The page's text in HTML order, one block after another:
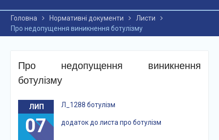
Головна Нормативні документи
Листи
Про недопущення виникнення ботулізму
Про недопущення виникнення
ботулізму
ЛИП
07
Л_1288 ботулізм
додаток до листа про ботулізм